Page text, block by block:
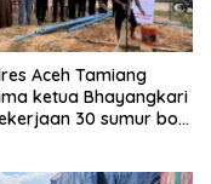
Aceh Tamiang
ketua Bhayangkari
30 sumur bor